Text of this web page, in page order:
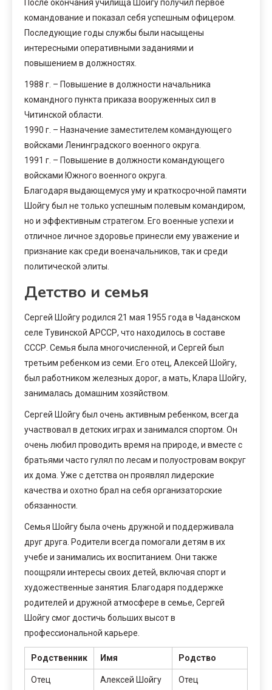
После окончания училища Шойгу получил первое
командование и показал себя успешным офицером.
Последующие годы службы были насыщены
интересными оперативными заданиями и
повышением в должностях.
1988 г. – Повышение в должности начальника
командного пункта приказа вооруженных сил в
Читинской области.
1990 г. – Назначение заместителем командующего
войсками Ленинградского военного округа.
1991 г. – Повышение в должности командующего
войсками Южного военного округа.
Благодаря выдающемуся уму и краткосрочной памяти
Шойгу был не только успешным полевым командиром,
но и эффективным стратегом. Его военные успехи и
отличное личное здоровье принесли ему уважение и
признание как среди военачальников, так и среди
политической элиты.
Детство и семья
Сергей Шойгу родился 21 мая 1955 года в Чаданском
селе Тувинской АРССР, что находилось в составе
СССР. Семья была многочисленной, и Сергей был
третьим ребенком из семи. Его отец, Алексей Шойгу,
был работником железных дорог, а мать, Клара Шойгу,
занималась домашним хозяйством.
Сергей Шойгу был очень активным ребенком, всегда
участвовал в детских играх и занимался спортом. Он
очень любил проводить время на природе, и вместе с
братьями часто гулял по лесам и полуостровам вокруг
их дома. Уже с детства он проявлял лидерские
качества и охотно брал на себя организаторские
обязанности.
Семья Шойгу была очень дружной и поддерживала
друг друга. Родители всегда помогали детям в их
учебе и занимались их воспитанием. Они также
поощряли интересы своих детей, включая спорт и
художественные занятия. Благодаря поддержке
родителей и дружной атмосфере в семье, Сергей
Шойгу смог достичь больших высот в
профессиональной карьере.
Родственник Имя Родство
Отец Алексей Шойгу Отец